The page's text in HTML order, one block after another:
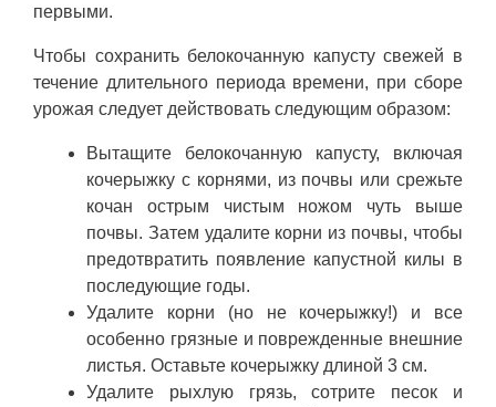
первыми.
Чтобы сохранить белокочанную капусту свежей в
течение длительного периода времени, при сборе
урожая следует действовать следующим образом:
Вытащите белокочанную капусту, включая
кочерыжку с корнями, из почвы или срежьте
кочан острым чистым ножом чуть выше
почвы. Затем удалите корни из почвы, чтобы
предотвратить появление капустной килы в
последующие годы.
Удалите корни (но не кочерыжку!) и все
особенно грязные и поврежденные внешние
листья. Оставьте кочерыжку длиной 3 см.
Удалите рыхлую грязь, сотрите песок и